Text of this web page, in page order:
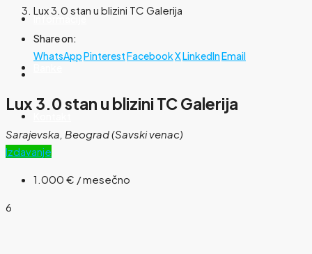
Informacije
Lux 3.0 stan u blizini TC Galerija
Share on:
WhatsAppPinterestFacebookXLinkedInEmail
Lux 3.0 stan u blizini TC Galerija
Sarajevska, Beograd (Savski venac)
Izdavanje
1.000 € / mesečno
6